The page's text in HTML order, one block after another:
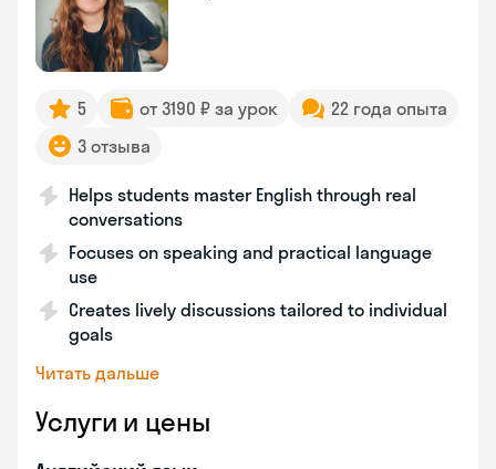
5 от 3190 ₽ за урок
22 года опыта
3 отзыва
Helps students master English through real
conversations
Focuses on speaking and practical language
use
Creates lively discussions tailored to individual
goals
Читать дальше
Услуги и цены